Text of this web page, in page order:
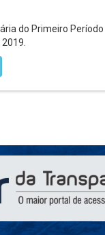
do Primeiro